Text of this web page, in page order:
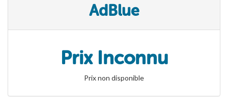
AdBlue
Prix Inconnu
Prix non disponible